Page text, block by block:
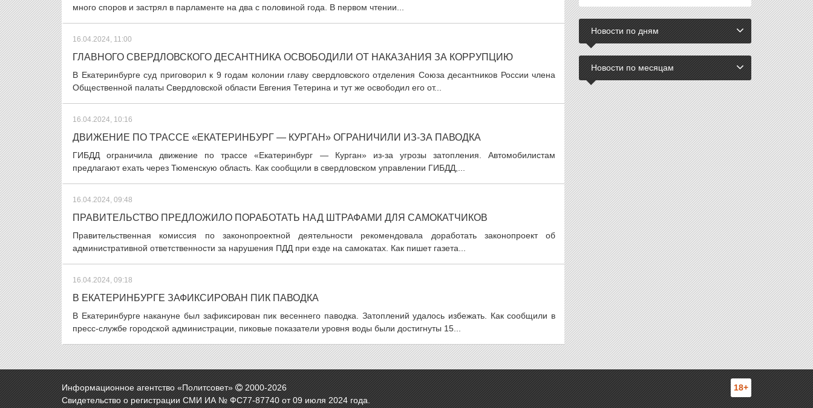
много споров и застрял в парламенте на два с половиной года. В первом чтении...
16.04.2024, 11:00
ГЛАВНОГО СВЕРДЛОВСКОГО ДЕСАНТНИКА ОСВОБОДИЛИ ОТ НАКАЗАНИЯ ЗА КОРРУПЦИЮ
В Екатеринбурге суд приговорил к 9 годам колонии главу свердловского отделения Союза десантников России члена
Общественной палаты Свердловской области Евгения Тетерина и тут же освободил его от...
16.04.2024, 10:16
ДВИЖЕНИЕ ПО ТРАССЕ «ЕКАТЕРИНБУРГ — КУРГАН» ОГРАНИЧИЛИ ИЗ-ЗА ПАВОДКА
ГИБДД ограничила движение по трассе «Екатеринбург — Курган» из-за угрозы затопления. Автомобилистам
предлагают ехать через Тюменскую область. Как сообщили в свердловском управлении ГИБДД,...
16.04.2024, 09:48
ПРАВИТЕЛЬСТВО ПРЕДЛОЖИЛО ПОРАБОТАТЬ НАД ШТРАФАМИ ДЛЯ САМОКАТЧИКОВ
Правительственная комиссия по законопроектной деятельности рекомендовала доработать законопроект об
административной ответственности за нарушения ПДД при езде на самокатах. Как пишет газета...
16.04.2024, 09:18
В ЕКАТЕРИНБУРГЕ ЗАФИКСИРОВАН ПИК ПАВОДКА
В Екатеринбурге накануне был зафиксирован пик весеннего паводка. Затоплений удалось избежать. Как сообщили в
пресс-службе городской администрации, пиковые показатели уровня воды были достигнуты 15...
Новости по дням
Новости по месяцам
Информационное агентство «Политсовет» 2000-2026
Свидетельство о регистрации СМИ ИА № ФС77-87740 от 09 июля 2024 года.
18+